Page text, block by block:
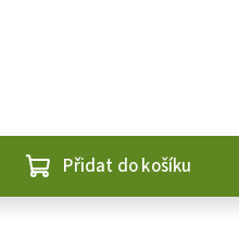
Přidat do košíku